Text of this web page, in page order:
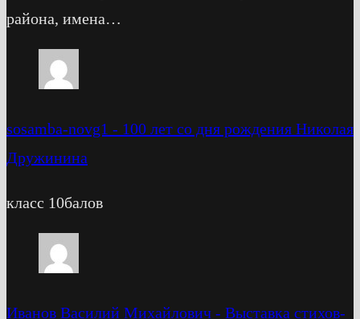
района, имена…
sosamba-novg1 - 100 лет со дня рождения Николая
Дружинина
класс 10балов
Иванов Василий Михайлович - Выставка стихов-